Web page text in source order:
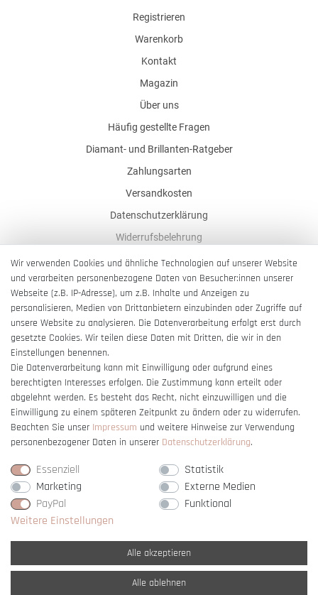
Registrieren
Warenkorb
Kontakt
Magazin
Über uns
Häufig gestellte Fragen
Diamant- und Brillanten-Ratgeber
Zahlungsarten
Versandkosten
Datenschutzerklärung
Widerrufsbelehrung
AGB
Impressum
Barrierefreiheitserklärung
Vertrag widerrufen
Wir verwenden Cookies und ähnliche Technologien auf unserer Website
und verarbeiten personenbezogene Daten von Besucher:innen unserer
Webseite (z.B. IP-Adresse), um z.B. Inhalte und Anzeigen zu
personalisieren, Medien von Drittanbietern einzubinden oder Zugriffe auf
unsere Website zu analysieren. Die Datenverarbeitung erfolgt erst durch
gesetzte Cookies. Wir teilen diese Daten mit Dritten, die wir in den
Einstellungen benennen.
Die Datenverarbeitung kann mit Einwilligung oder aufgrund eines
berechtigten Interesses erfolgen. Die Zustimmung kann erteilt oder
abgelehnt werden. Es besteht das Recht, nicht einzuwilligen und die
Einwilligung zu einem späteren Zeitpunkt zu ändern oder zu widerrufen.
Beachten Sie unser Impressum und weitere Hinweise zur Verwendung
personenbezogener Daten in unserer Daten­schutz­erklärung.
Essenziell
Statistik
Marketing
Externe Medien
PayPal
Funktional
Weitere Einstellungen
Alle akzeptieren
Alle ablehnen